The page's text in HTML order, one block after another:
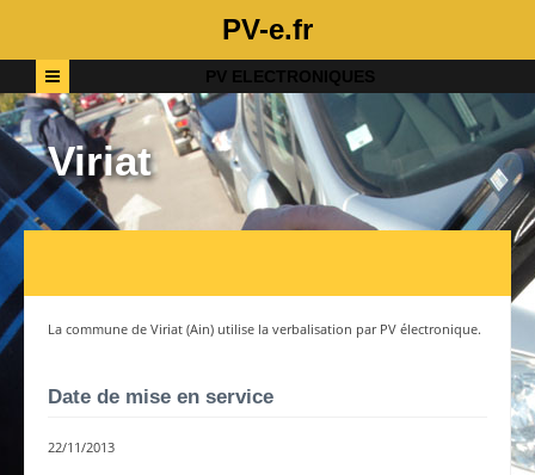
PV-e.fr
PV ELECTRONIQUES
Viriat
La commune de Viriat (Ain) utilise la verbalisation par PV électronique.
Date de mise en service
22/11/2013